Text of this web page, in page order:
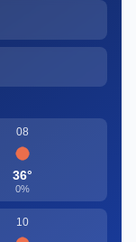
08
36°
0%
10